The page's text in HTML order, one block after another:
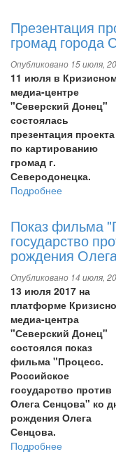
робочої
групи
з
організації
Дня
пам'яті
загиблих
в
Іловайському
Презентация
громад города
Опубликовано 15 июля,
11 июля в
медиа-центре
"Северский Донец"
состоялась
презентация проекта
по картированию
громад г.
Северодонецка.
Подробнее
по
громад
города
Показ фильма
государство
рождения
Опубликовано 14 июля,
13 июля 2017 на
платформе
медиа-центра
"Северский Донец"
состоялся показ
фильма "Процесс.
Российское
государство против
Олега Сенцова" ко
рождения Олега
Сенцова.
Подробнее